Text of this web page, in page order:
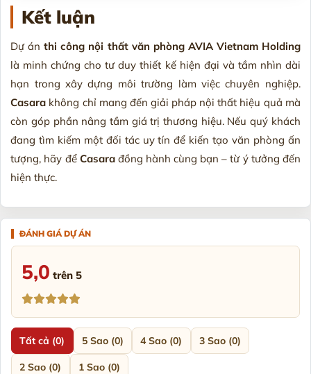
Kết luận
Dự ánthi công nội thất văn phòng AVIA Vietnam Holding
là minh chứng cho tư duy thiết kế hiện đại và tầm nhìn dài
hạn trong xây dựng môi trường làm việc chuyên nghiệp.
Casara không chỉ mang đến giải pháp nội thất hiệu quả mà
còn góp phần nâng tầm giá trị thương hiệu. Nếu quý khách
đang tìm kiếm một đối tác uy tín để kiến tạo văn phòng ấn
tượng, hãy để Casarađồng hành cùng bạn – từ ý tưởng đến
hiện thực.
5,0 trên 5
Tất cả (0) 5 Sao (0) 4 Sao (0) 3 Sao (0)
2 Sao (0) 1 Sao (0)